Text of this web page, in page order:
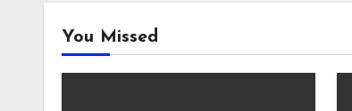
You Missed